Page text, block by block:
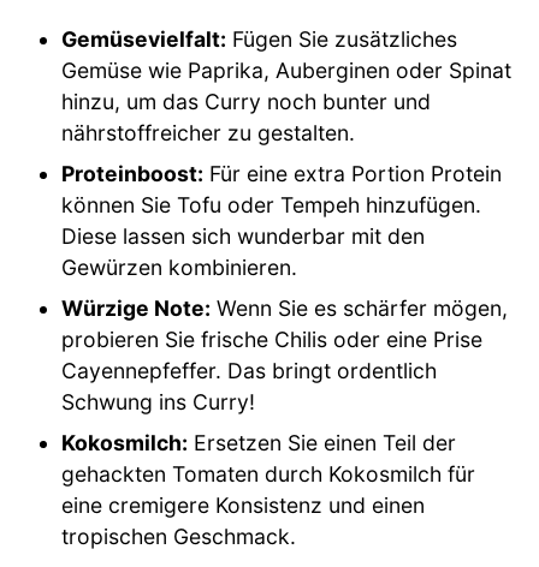
Gemüsevielfalt: Fügen Sie zusätzliches
Gemüse wie Paprika, Auberginen oder Spinat
hinzu, um das Curry noch bunter und
nährstoffreicher zu gestalten.
Proteinboost: Für eine extra Portion Protein
können Sie Tofu oder Tempeh hinzufügen.
Diese lassen sich wunderbar mit den
Gewürzen kombinieren.
Würzige Note: Wenn Sie es schärfer mögen,
probieren Sie frische Chilis oder eine Prise
Cayennepfeffer. Das bringt ordentlich
Schwung ins Curry!
Kokosmilch: Ersetzen Sie einen Teil der
gehackten Tomaten durch Kokosmilch für
eine cremigere Konsistenz und einen
tropischen Geschmack.